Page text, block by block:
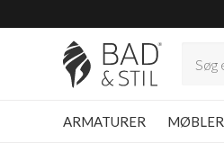
ARMATURER MØBLER